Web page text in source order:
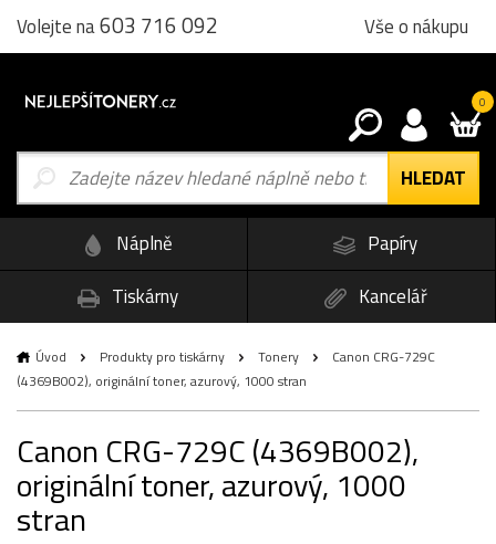
Volejte na603 716 092 Vše o nákupu
0
Náplně
Papíry
Tiskárny
Kancelář
Úvod Produkty pro tiskárny Tonery
Canon CRG-729C
(4369B002), originální toner, azurový, 1000 stran
Canon CRG-729C (4369B002),
originální toner, azurový, 1000
stran